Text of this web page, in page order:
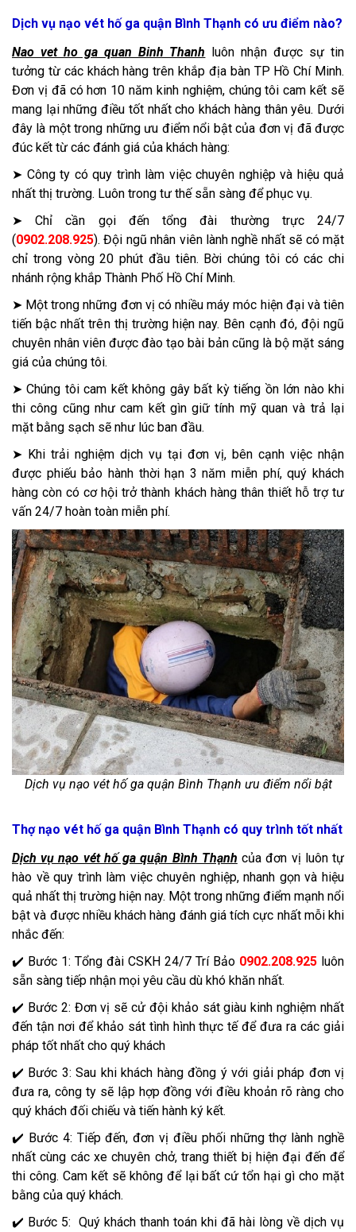
Dịch vụ nạo vét hố ga quận Bình Thạnh có ưu điểm nào?
Nao vet ho ga quan Binh Thanh luôn nhận được sự tin
tưởng từ các khách hàng trên khắp địa bàn TP Hồ Chí Minh.
Đơn vị đã có hơn 10 năm kinh nghiệm, chúng tôi cam kết sẽ
mang lại những điều tốt nhất cho khách hàng thân yêu. Dưới
đây là một trong những ưu điểm nổi bật của đơn vị đã được
đúc kết từ các đánh giá của khách hàng:
➤ Công ty có quy trình làm việc chuyên nghiệp và hiệu quả
nhất thị trường. Luôn trong tư thế sẵn sàng để phục vụ.
➤ Chỉ cần gọi đến tổng đài thường trực 24/7
(0902.208.925). Đội ngũ nhân viên lành nghề nhất sẽ có mặt
chỉ trong vòng 20 phút đầu tiên. Bời chúng tôi có các chi
nhánh rộng khắp Thành Phố Hồ Chí Minh.
➤ Một trong những đơn vị có nhiều máy móc hiện đại và tiên
tiến bậc nhất trên thị trường hiện nay. Bên cạnh đó, đội ngũ
chuyên nhân viên được đào tạo bài bản cũng là bộ mặt sáng
giá của chúng tôi.
➤ Chúng tôi cam kết không gây bất kỳ tiếng ồn lớn nào khi
thi công cũng như cam kết gìn giữ tính mỹ quan và trả lại
mặt bằng sạch sẽ như lúc ban đầu.
➤ Khi trải nghiệm dịch vụ tại đơn vị, bên cạnh việc nhận
được phiếu bảo hành thời hạn 3 năm miễn phí, quý khách
hàng còn có cơ hội trở thành khách hàng thân thiết hỗ trợ tư
vấn 24/7 hoàn toàn miễn phí.
Dịch vụ nạo vét hố ga quận Bình Thạnh ưu điểm nổi bật
Thợ nạo vét hố ga quận Bình Thạnh có quy trình tốt nhất
Dịch vụ nạo vét hố ga quận Bình Thạnh của đơn vị luôn tự
hào về quy trình làm việc chuyên nghiệp, nhanh gọn và hiệu
quả nhất thị trường hiện nay. Một trong những điểm mạnh nổi
bật và được nhiều khách hàng đánh giá tích cực nhất mỗi khi
nhắc đến:
✔️ Bước 1: Tổng đài CSKH 24/7 Trí Bảo 0902.208.925 luôn
sẵn sàng tiếp nhận mọi yêu cầu dù khó khăn nhất.
✔️ Bước 2: Đơn vị sẽ cử đội khảo sát giàu kinh nghiệm nhất
đến tận nơi để khảo sát tình hình thực tế để đưa ra các giải
pháp tốt nhất cho quý khách
✔️ Bước 3: Sau khi khách hàng đồng ý với giải pháp đơn vị
đưa ra, công ty sẽ lập hợp đồng với điều khoản rõ ràng cho
quý khách đối chiếu và tiến hành ký kết.
✔️ Bước 4: Tiếp đến, đơn vị điều phối những thợ lành nghề
nhất cùng các xe chuyên chở, trang thiết bị hiện đại đến để
thi công. Cam kết sẽ không để lại bất cứ tổn hại gì cho mặt
bằng của quý khách.
✔️ Bước 5: Quý khách thanh toán khi đã hài lòng về dịch vụ